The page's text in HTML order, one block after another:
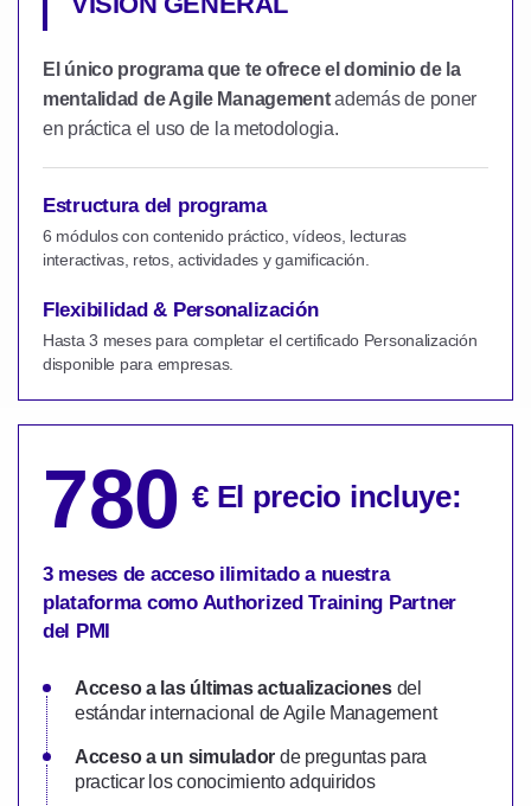
El único programa que te ofrece el dominio de la
mentalidad de Agile Managementademás de poner
en práctica el uso de la metodologia.
Estructura del programa
6 módulos con contenido práctico, vídeos, lecturas
interactivas, retos, actividades y gamificación.
Flexibilidad & Personalización
Hasta 3 meses para completar el certificado Personalización
disponible para empresas.
780 € El precio incluye:
3 meses de acceso ilimitado a nuestra
plataforma como Authorized Training Partner
del PMI
Acceso a las últimas actualizacionesdel
estándar internacional de Agile Management
Acceso a un simulador de preguntas para
practicar los conocimiento adquiridos